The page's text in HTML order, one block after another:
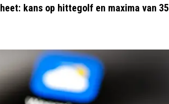
kans op hittegolf en maxima van 35